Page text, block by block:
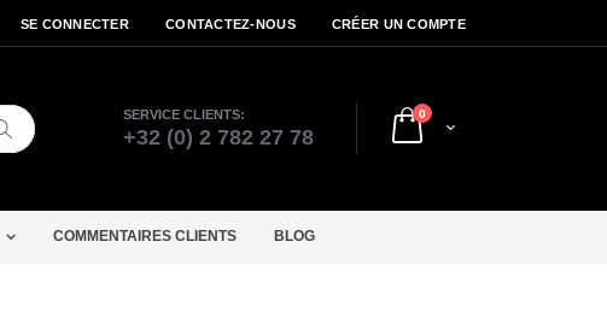
SE CONNECTER CONTACTEZ-NOUS CRÉER UN COMPTE
Cart
0articles
Chercher
SERVICE CLIENTS:
+32 (0) 2 782 27 78
COMMENTAIRES CLIENTS BLOG